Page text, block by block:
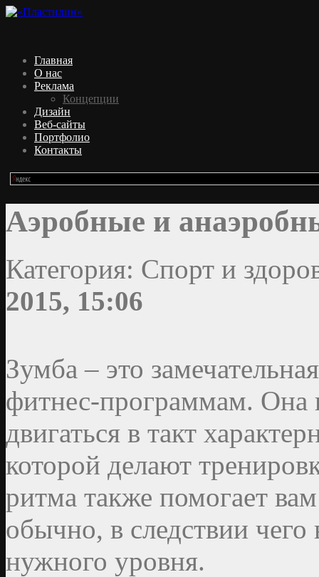
Главная
О нас
Реклама
Концепции
Дизайн
Веб-сайты
Портфолио
Контакты
Аэробные и
Категория: Спорт и
2015, 15:06
Зумба – это
фитнес-программам. Она
двигаться в такт
которой делают
ритма также помогает
обычно, в следствии
нужного уровня.